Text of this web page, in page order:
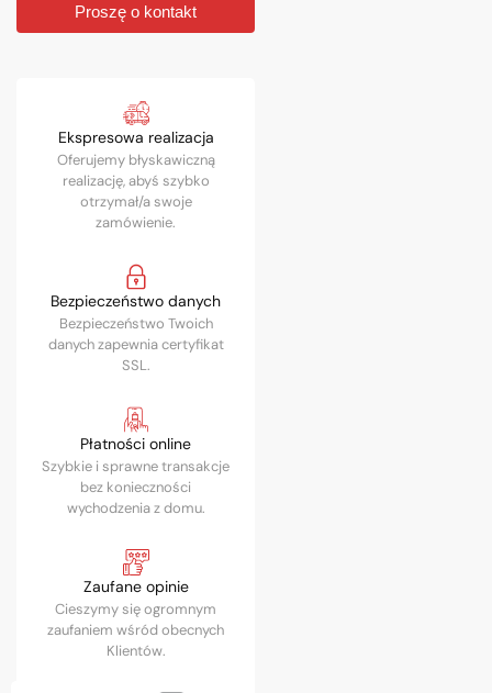
Proszę o kontakt
Ekspresowa realizacja
Oferujemy błyskawiczną
realizację, abyś szybko
otrzymał/a swoje
zamówienie.
Bezpieczeństwo danych
Bezpieczeństwo Twoich
danych zapewnia certyfikat
SSL.
Płatności online
Szybkie i sprawne transakcje
bez konieczności
wychodzenia z domu.
Zaufane opinie
Cieszymy się ogromnym
zaufaniem wśród obecnych
Klientów.